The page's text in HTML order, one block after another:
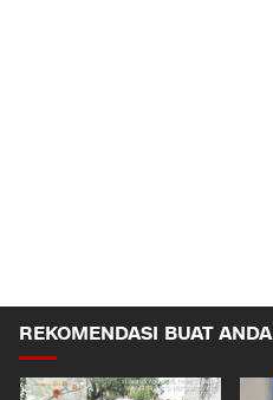
REKOMENDASI BUAT ANDA